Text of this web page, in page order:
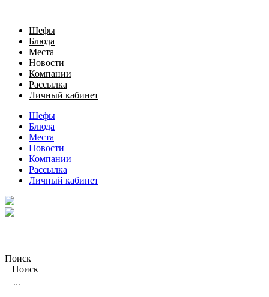
Шефы
Блюда
Места
Новости
Компании
Рассылка
Личный кабинет
Шефы
Блюда
Места
Новости
Компании
Рассылка
Личный кабинет
Поиск
Поиск